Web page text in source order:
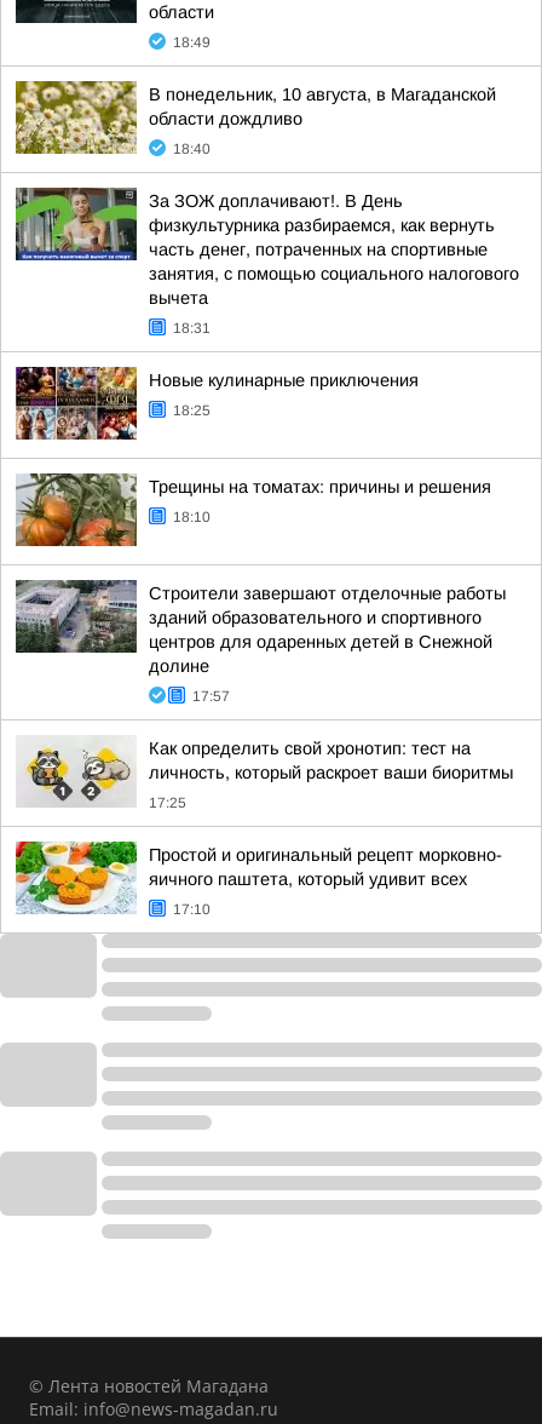
области
18:49
В понедельник, 10 августа, в Магаданской
области дождливо
18:40
За ЗОЖ доплачивают!. В День
физкультурника разбираемся, как вернуть
часть денег, потраченных на спортивные
занятия, с помощью социального налогового
вычета
18:31
Новые кулинарные приключения
18:25
Трещины на томатах: причины и решения
18:10
Строители завершают отделочные работы
зданий образовательного и спортивного
центров для одаренных детей в Снежной
долине
17:57
Как определить свой хронотип: тест на
личность, который раскроет ваши биоритмы
17:25
Простой и оригинальный рецепт морковно-
яичного паштета, который удивит всех
17:10
© Лента новостей Магадана
Email: info@news-magadan.ru